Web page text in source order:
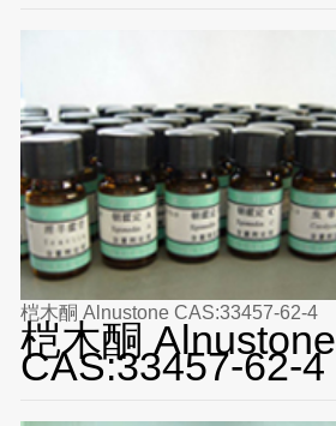
桤木酮 Alnustone CAS:33457-62-4
桤木酮 Alnustone
CAS:33457-62-4